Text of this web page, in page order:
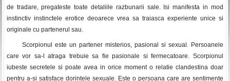
de tradare, pregateste toate detaliile razbunarii sale. Isi manifesta in mod
instinctiv instinctele erotice deoarece vrea sa traiasca experiente unice si
originale cu partenerul sau.
Scorpionul este un partener misterios, pasional si sexual. Persoanele
care vor sa-l atraga trebuie sa fie pasionale si fermecatoare. Scorpionul
iubeste secretele si poate avea in orice moment o relatie clandestina doar
pentru a-si satisface dorintele sexuale. Este o persoana care are sentimente